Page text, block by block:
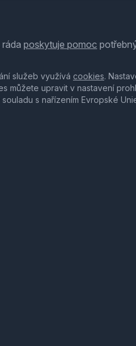
poskytuje pomoc
služeb využívá cookies.
můžete upravit v nastavení
s nařízením Evropské